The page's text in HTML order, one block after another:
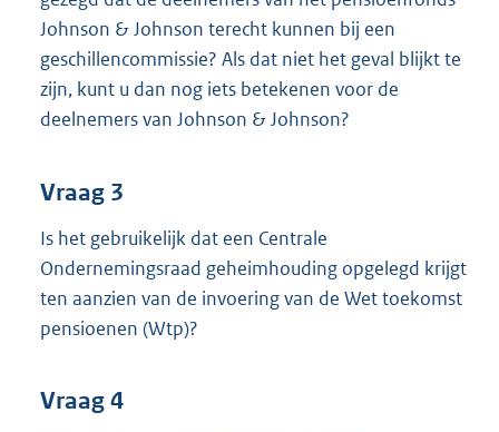
Johnson & Johnson terecht kunnen bij een
geschillencommissie? Als dat niet het geval blijkt te
zijn, kunt u dan nog iets betekenen voor de
deelnemers van Johnson & Johnson?
Vraag 3
Is het gebruikelijk dat een Centrale
Ondernemingsraad geheimhouding opgelegd krijgt
ten aanzien van de invoering van de Wet toekomst
pensioenen (Wtp)?
Vraag 4